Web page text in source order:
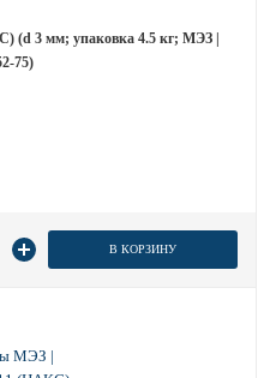
(d 3 мм; упаковка 4.5 кг; МЭЗ |
75)
В КОРЗИНУ